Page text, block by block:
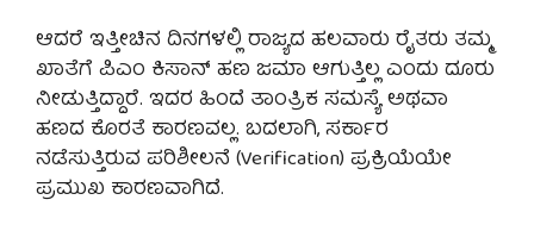
ಆದರೆ ಇತ್ತೀಚಿನ ದಿನಗಳಲ್ಲಿ ರಾಜ್ಯದ ಹಲವಾರು ರೈತರು ತಮ್ಮ
ಖಾತೆಗೆ ಪಿಎಂ ಕಿಸಾನ್ ಹಣ ಜಮಾ ಆಗುತ್ತಿಲ್ಲ ಎಂದು ದೂರು
ನೀಡುತ್ತಿದ್ದಾರೆ. ಇದರ ಹಿಂದೆ ತಾಂತ್ರಿಕ ಸಮಸ್ಯೆ ಅಥವಾ
ಹಣದ ಕೊರತೆ ಕಾರಣವಲ್ಲ. ಬದಲಾಗಿ, ಸರ್ಕಾರ
ನಡೆಸುತ್ತಿರುವ ಪರಿಶೀಲನೆ (Verification) ಪ್ರಕ್ರಿಯೆಯೇ
ಪ್ರಮುಖ ಕಾರಣವಾಗಿದೆ.